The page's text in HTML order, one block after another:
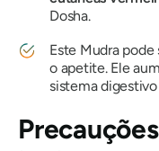
Dosha.
Este Mudrapode
o apetite. Ele
sistema digestivo